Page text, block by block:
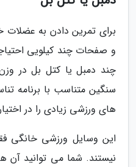
برای تمرین دادن به عضلات
و صفحات چند کیلویی
چند دمبل یا کتل بل در
سنگین متناسب با برنامه
های ورزشی زیادی را در
این وسایل ورزشی خانگی
نیستند. شما می توانید آن